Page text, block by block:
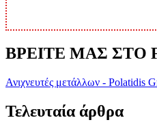
ΒΡΕΙΤΕ ΜΑΣ ΣΤΟ
Ανιχνευτές μετάλλων - Polatidis
Τελευταία άρθρα